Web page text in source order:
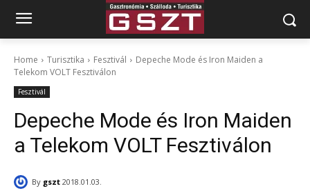
Home Turisztika Fesztivál
Depeche Mode és Iron Maiden a
Telekom VOLT Fesztiválon
Fesztivál
Depeche Mode és Iron Maiden
a Telekom VOLT Fesztiválon
By gszt 2018.01.03.